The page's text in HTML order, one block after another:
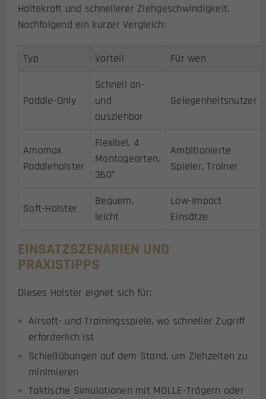
Haltekraft und schnellerer Ziehgeschwindigkeit.
Nachfolgend ein kurzer Vergleich:
Typ Vorteil Für wen
Paddle-Only
Schnell an-
und
ausziehbar
Gelegenheitsnutzer
Amomax
Paddleholster
Flexibel, 4
Montagearten,
360°
Ambitionierte
Spieler, Trainer
Soft-Holster
Bequem,
leicht
Low-Impact
Einsätze
EINSATZSZENARIEN UND
PRAXISTIPPS
Dieses Holster eignet sich für:
Airsoft- und Trainingsspiele, wo schneller Zugriff
erforderlich ist
Schießübungen auf dem Stand, um Ziehzeiten zu
minimieren
Taktische Simulationen mit MOLLE-Trägern oder